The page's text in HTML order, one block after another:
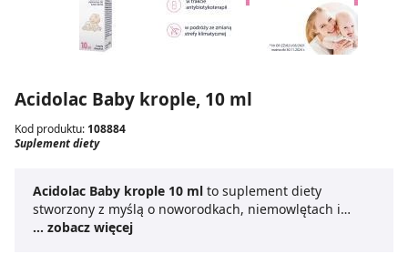
Acidolac Baby krople, 10 ml
Kod produktu: 108884
Suplement diety
Acidolac Baby krople 10 ml to suplement diety
stworzony z myślą o noworodkach, niemowlętach i
dzieciach. Zawiera
... zobacz więcej